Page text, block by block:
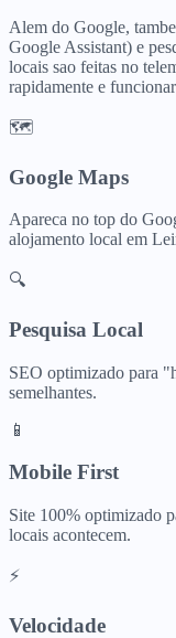
Alem do Google,
Google Assistant) e
locais sao feitas no
rapidamente e
🗺️
Google Maps
Apareca no top do
alojamento local em
🔍
Pesquisa Local
SEO optimizado para "
semelhantes.
📱
Mobile First
Site 100% optimizado
locais acontecem.
⚡
Velocidade